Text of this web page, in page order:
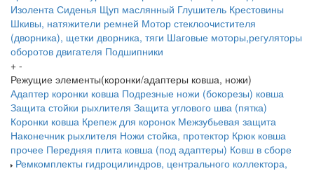
Изолента Сиденья Щуп маслянный Глушитель Крестовины
Шкивы, натяжители ремней Мотор стеклоочистителя
(дворника), щетки дворника, тяги Шаговые моторы,регуляторы
оборотов двигателя Подшипники
+ -
Режущие элементы(коронки/адаптеры ковша, ножи)
Адаптер коронки ковша Подрезные ножи (бокорезы) ковша
Защита стойки рыхлителя Защита углового шва (пятка)
Коронки ковша Крепеж для коронок Межзубьевая защита
Наконечник рыхлителя Ножи стойка, протектор Крюк ковша
прочее Передняя плита ковша (под адаптеры) Ковш в сборе
Ремкомплекты гидроцилиндров, центрального коллектора,